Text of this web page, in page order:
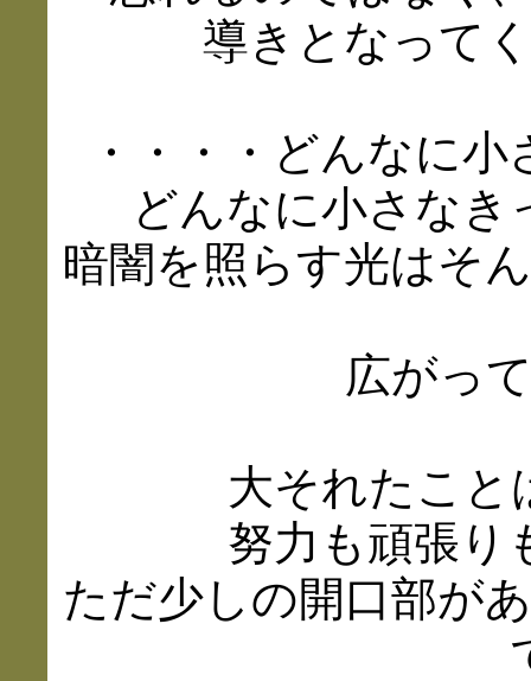
導きとなって
・・・・どんなに
どんなに小さな
暗闇を照らす光はそ
広がっ
大それたこと
努力も頑張り
ただ少しの開口部が